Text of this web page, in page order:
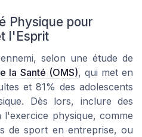
Physique pour
l'Esprit
selon une étude de
la Santé (OMS), qui met en
et 81% des adolescents
Dès lors, inclure des
l'exercice physique, comme
de sport en entreprise, ou